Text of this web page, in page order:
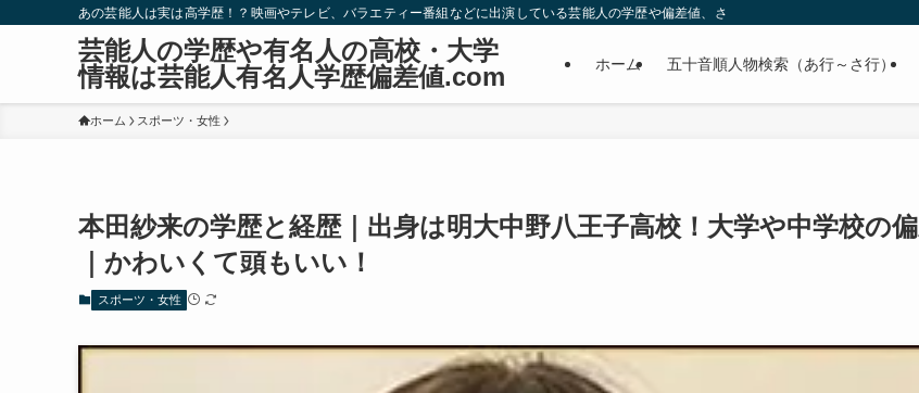
あの芸能人は実は高学歴！？映画やテレビ、バラエティー番組などに出演している芸能人の学歴や偏差値、さらに政治家やスポーツ選手な
芸能人の学歴や有名人の高校・大学
情報は芸能人有名人学歴偏差値.com
ホーム 五十音順人物検索（あ行～さ行）
ホーム スポーツ・女性
本田紗来の学歴と経歴｜出身は明大中野八王子高校！大学や中学校の
｜かわいくて頭もいい！
スポーツ・女性